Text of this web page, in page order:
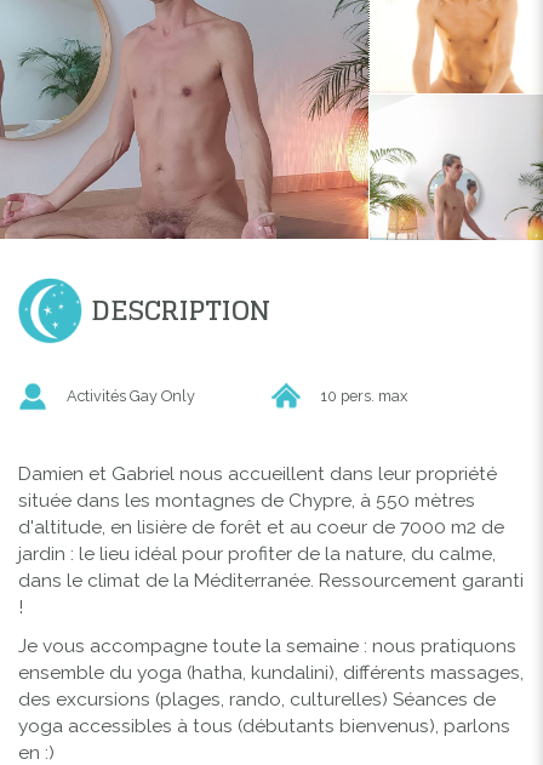
DESCRIPTION
Activités Gay Only 10 pers. max
Damien et Gabriel nous accueillent dans leur propriété
située dans les montagnes de Chypre, à 550 mètres
d'altitude, en lisière de forêt et au coeur de 7000 m2 de
jardin : le lieu idéal pour profiter de la nature, du calme,
dans le climat de la Méditerranée. Ressourcement garanti
!
Je vous accompagne toute la semaine : nous pratiquons
ensemble du yoga (hatha, kundalini), différents massages,
des excursions (plages, rando, culturelles) Séances de
yoga accessibles à tous (débutants bienvenus), parlons
en :)